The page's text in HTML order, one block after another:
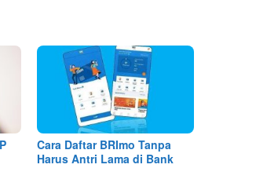
Cara Daftar BRImo Tanpa
Harus Antri Lama di Bank